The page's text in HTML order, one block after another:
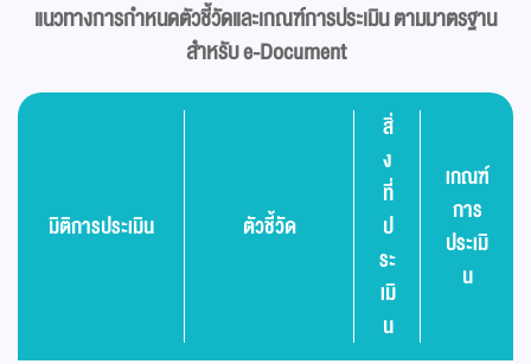
แนวทางการกำหนดตัวชี้วัดและเกณฑ์การประเมิน ตามมาตรฐาน
สำหรับ e-Document
มิติการประเมิน ตัวชี้วัด
สิ่
ง
ที่
ป
ระ
เมิ
น
เกณฑ์
การ
ประเมิ
น